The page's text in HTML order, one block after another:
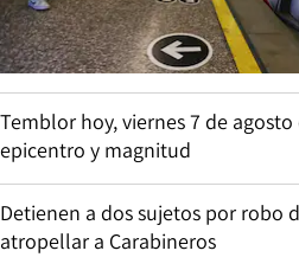
Temblor hoy, viernes 7 de
epicentro y magnitud
Detienen a dos sujetos por robo
atropellar a Carabineros